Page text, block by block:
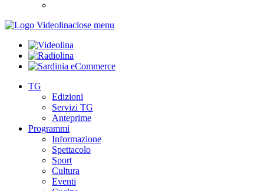
close menu
TG
Edizioni
Servizi TG
Anteprime
Programmi
Informazione
Spettacolo
Sport
Cultura
Eventi